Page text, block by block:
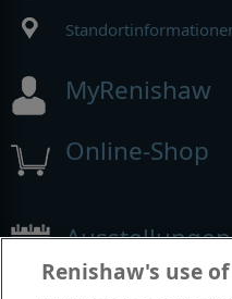
MyRenishaw
Online-Shop
Renishaw's use